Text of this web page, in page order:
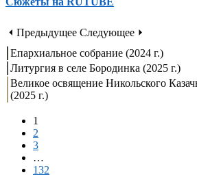
⏴ Предыдущее Следующее ⏵
Епархиальное собрание (2024 г.)
Литургия в селе Бородинка (2025 г.)
Великое освящение Никольского
(2025 г.)
1
2
3
…
132